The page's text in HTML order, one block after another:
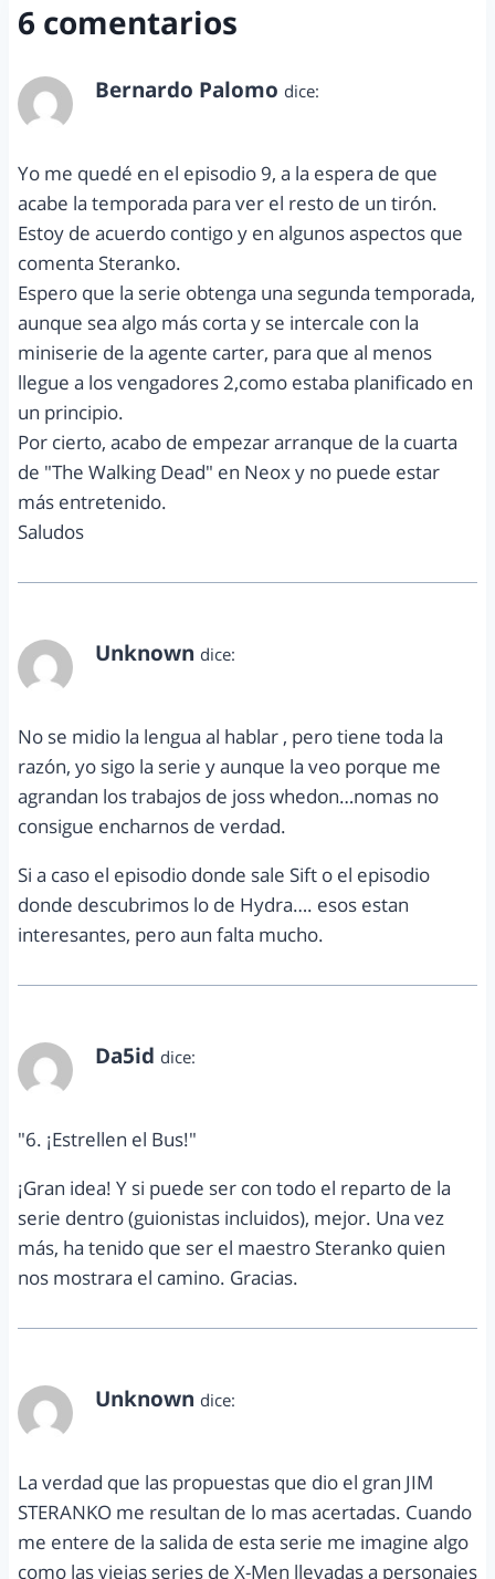
6 comentarios
Bernardo Palomo dice:
Yo me quedé en el episodio 9, a la espera de que
acabe la temporada para ver el resto de un tirón.
Estoy de acuerdo contigo y en algunos aspectos que
comenta Steranko.
Espero que la serie obtenga una segunda temporada,
aunque sea algo más corta y se intercale con la
miniserie de la agente carter, para que al menos
llegue a los vengadores 2,como estaba planificado en
un principio.
Por cierto, acabo de empezar arranque de la cuarta
de "The Walking Dead" en Neox y no puede estar
más entretenido.
Saludos
Unknown dice:
No se midio la lengua al hablar , pero tiene toda la
razón, yo sigo la serie y aunque la veo porque me
agrandan los trabajos de joss whedon…nomas no
consigue encharnos de verdad.
Si a caso el episodio donde sale Sift o el episodio
donde descubrimos lo de Hydra…. esos estan
interesantes, pero aun falta mucho.
Da5id dice:
"6. ¡Estrellen el Bus!"
¡Gran idea! Y si puede ser con todo el reparto de la
serie dentro (guionistas incluidos), mejor. Una vez
más, ha tenido que ser el maestro Steranko quien
nos mostrara el camino. Gracias.
Unknown dice:
La verdad que las propuestas que dio el gran JIM
STERANKO me resultan de lo mas acertadas. Cuando
me entere de la salida de esta serie me imagine algo
como las viejas series de X-Men llevadas a personajes